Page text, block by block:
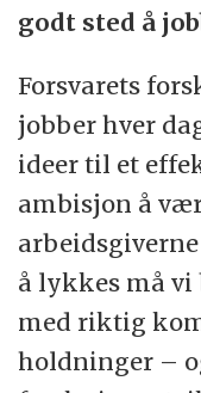
godt sted å
Forsvarets
jobber hver
ideer til et
ambisjon å
å lykkes må vi
med riktig
holdninger –